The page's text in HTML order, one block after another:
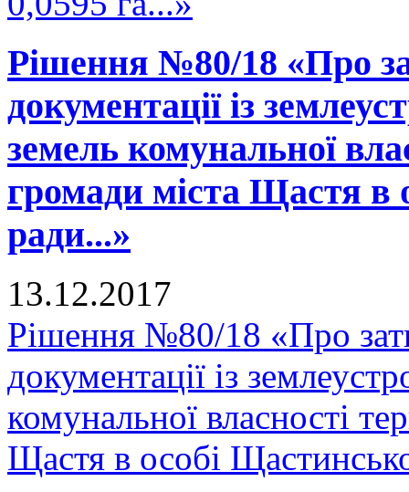
Рішення №80/18 «Про
документації із
земель комунальної
громади міста Щастя в
ради...»
13.12.2017
Рішення №80/18 «Про
документації із
комунальної власності
Щастя в особі